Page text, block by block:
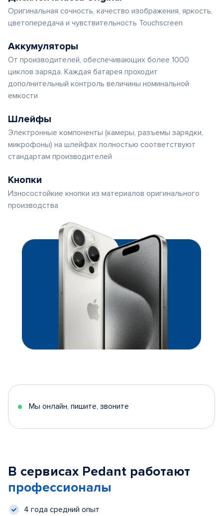
Оригинальная сочность, качество изображения, яркость,
цветопередача и чувствительность Touchscreen
Аккумуляторы
От производителей, обеспечивающих более 1000
циклов заряда. Каждая батарея проходит
дополнительный контроль величины номинальной
емкости
Шлейфы
Электронные компоненты (камеры, разъемы зарядки,
микрофоны) на шлейфах полностью соответствуют
стандартам производителей
Кнопки
Износостойкие кнопки из материалов оригинального
производства
Мы онлайн, пишите, звоните
В сервисах Pedant работают
профессионалы
4 года средний опыт